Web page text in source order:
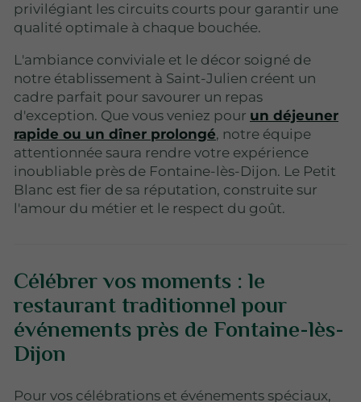
privilégiant les circuits courts pour garantir une
qualité optimale à chaque bouchée.
L'ambiance conviviale et le décor soigné de
notre établissement à Saint-Julien créent un
cadre parfait pour savourer un repas
d'exception. Que vous veniez pour un déjeuner
rapide ou un dîner prolongé, notre équipe
attentionnée saura rendre votre expérience
inoubliable près de Fontaine-lès-Dijon. Le Petit
Blanc est fier de sa réputation, construite sur
l'amour du métier et le respect du goût.
Célébrer vos moments : le
restaurant traditionnel pour
événements près de Fontaine-lès-
Dijon
Pour vos célébrations et événements spéciaux,